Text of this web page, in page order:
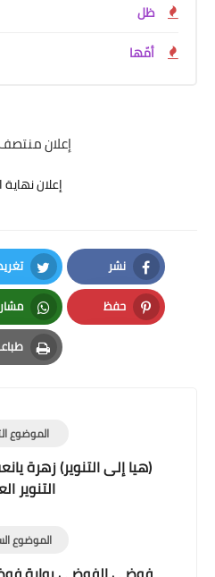
ظل
أمّها
إعلان
إعلان
نشر
Facebook
حفظ
Pinterest
Print
الموضوع
(هيا إلى التنوير) زهرة
التنوير
الموضوع